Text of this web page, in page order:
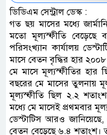
ডিডিএম সেন্ট্রাল ডেস্ক :
গত ছয় মাসের মধ্যে
মতো মূল্যস্ফীতি বেড়েছে
পরিসংখ্যান কার্যালয়
মাসে বেতন বৃদ্ধির হার
মে মাসে মূল্যস্ফীতির হার
বছরের মে মাসের তুলনায়
মূল্যস্ফীতি ছিল ২.২
মধ্যে মে মাসেই প্রথমবার
ডেস্টাটিস আরও
বেতন বেড়েছে ৬.৪ শতাংশ।